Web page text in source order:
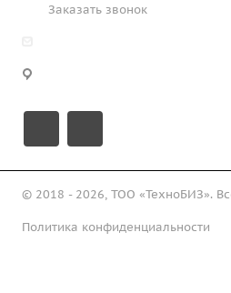
Заказать звонок
© 2018 - 2026, ТОО «ТехноБИЗ».
Политика конфиденциальности